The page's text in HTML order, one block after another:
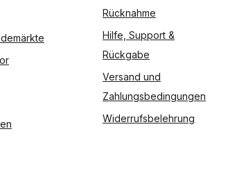
Rücknahme
Hilfe, Support &
Rückgabe
Versand und
Zahlungsbedingungen
Widerrufsbelehrung